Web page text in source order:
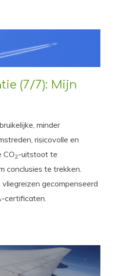
(7/7): Mijn
minder
risicovolle en
CO2-uitstoot te
conclusies te trekken.
gecompenseerd
certificaten.